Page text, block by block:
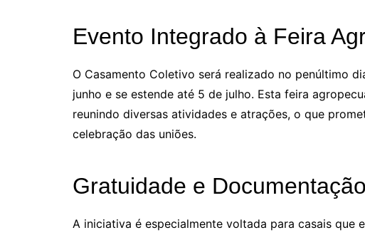
Evento Integrado à Feira
O Casamento Coletivo será realizado no penúltimo
junho e se estende até 5 de julho. Esta feira
reunindo diversas atividades e atrações, o que
celebração das uniões.
Gratuidade e
A iniciativa é especialmente voltada para casais que